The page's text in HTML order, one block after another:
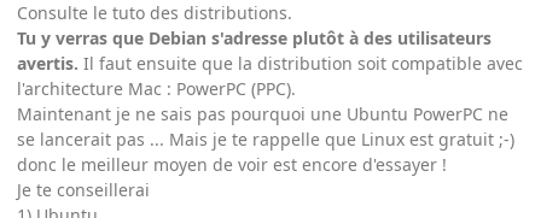
Consulte le tuto des distributions.
Tu y verras que Debian s'adresse plutôt à des utilisateurs
avertis. Il faut ensuite que la distribution soit compatible avec
l'architecture Mac : PowerPC (PPC).
Maintenant je ne sais pas pourquoi une Ubuntu PowerPC ne
se lancerait pas ... Mais je te rappelle que Linux est gratuit ;-)
donc le meilleur moyen de voir est encore d'essayer !
Je te conseillerai